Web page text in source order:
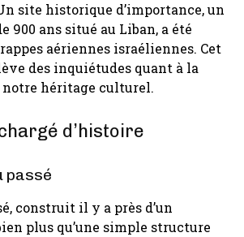
site historique d’importance, un
900 ans situé au Liban, a été
aériennes israéliennes. Cet
des inquiétudes quant à la
héritage culturel.
d’histoire
passé
construit il y a près d’un
plus qu’une simple structure